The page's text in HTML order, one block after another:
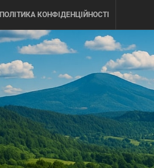
ПОЛІТИКА КОНФІДЕНЦІЙНОСТІ